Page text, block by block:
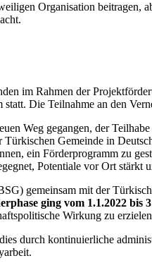
Organisation
im Rahmen der
Die Teilnahme an den
Weg gegangen, der
Gemeinde in
ein Förderprogramm zu
Potentiale vor Ort
gemeinsam mit der
ging vom 1.1.2022 bis
Wirkung zu
durch kontinuierliche